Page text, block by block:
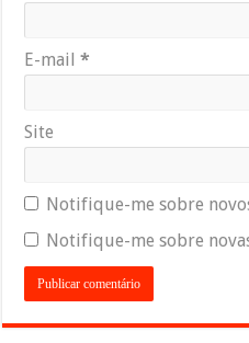
E-mail*
Site
Notifique-me sobre
Notifique-me sobre